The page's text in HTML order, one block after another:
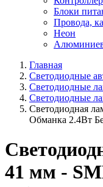
Блоки
Провода,
Неон
Главная
Светодиодные
Светодиодные
Светодиодные
Светодиодная
Обманка 2.4Вт
41 мм -